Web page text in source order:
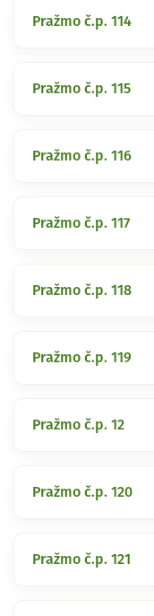
Pražmo č.p. 114
Pražmo č.p. 115
Pražmo č.p. 116
Pražmo č.p. 117
Pražmo č.p. 118
Pražmo č.p. 119
Pražmo č.p. 12
Pražmo č.p. 120
Pražmo č.p. 121